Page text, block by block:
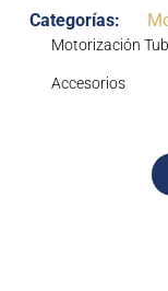
Categorías:
Motorización
Accesorios